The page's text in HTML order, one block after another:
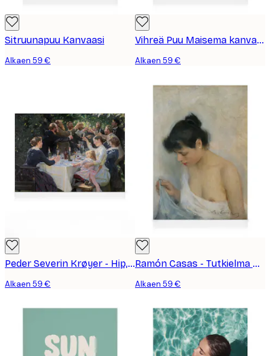
Sitruunapuu Kanvaasi
Alkaen 59 €
Vihreä Puu Maisema kanvaasi
Alkaen 59 €
Peder Severin Krøyer - Hip, Hip, Hurrah! Kanvaasi
Alkaen 59 €
Ramón Casas - Tutkielma Kanvaasi
Alkaen 59 €